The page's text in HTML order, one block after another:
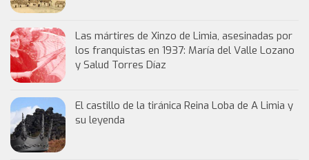
Las mártires de Xinzo de Limia, asesinadas por
los franquistas en 1937: María del Valle Lozano
y Salud Torres Díaz
El castillo de la tiránica Reina Loba de A Limia y
su leyenda